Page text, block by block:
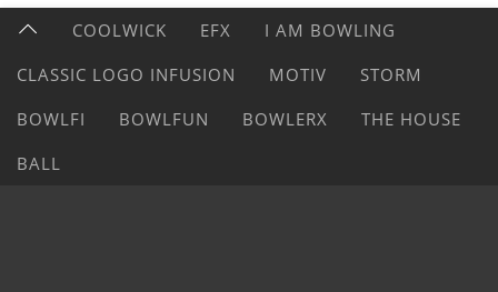
COOLWICK EFX
I AM BOWLING
CLASSIC LOGO INFUSION
MOTIV
STORM
BOWLFI
BOWLFUN BOWLERX
THE HOUSE
BALL